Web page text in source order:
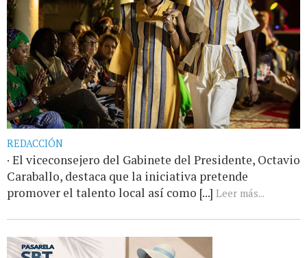
REDACCIÓN
· El viceconsejero del Gabinete del Presidente, Octavio
Caraballo, destaca que la iniciativa pretende
promover el talento local así como [...] Leer más...